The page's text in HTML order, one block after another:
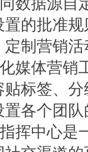
的批准
制营销
媒体营
标签、
各个团
挥中心